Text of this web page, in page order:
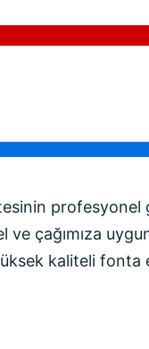
profesyonel
ve çağımıza
kaliteli fonta